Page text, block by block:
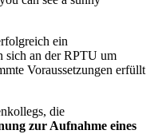
ein
sich an der RPTU um
Voraussetzungen erfüllt
die
zur Aufnahme eines